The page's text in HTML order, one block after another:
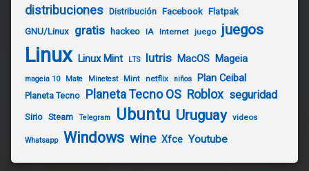
distribuciones Distribución Facebook Flatpak
GNU/Linux gratis hackeo IA Internet juego juegos
Linux Linux Mint LTS lutris MacOS Mageia
mageia 10 Mate Minetest Mint netflix niños Plan Ceibal
Planeta Tecno Planeta Tecno OS Roblox seguridad
Sirio Steam Telegram Ubuntu Uruguay videos
Whatsapp Windows wine Xfce Youtube